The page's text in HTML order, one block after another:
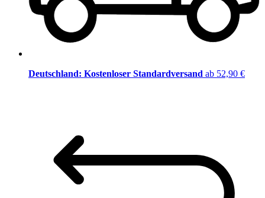
Deutschland: Kostenloser Standardversand ab 52,90 €